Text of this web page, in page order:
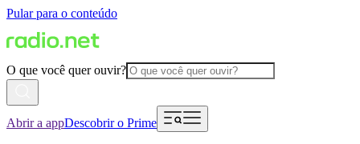
Pular para o conteúdo
O que você quer ouvir?
Abrir a appDescobrir o Prime